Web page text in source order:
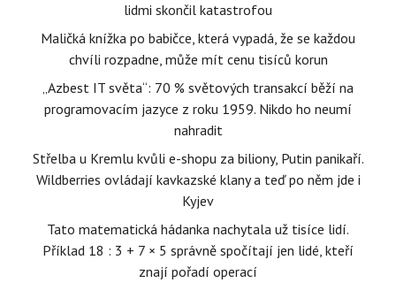
lidmi skončil katastrofou
Maličká knížka po babičce, která vypadá, že se každou
chvíli rozpadne, může mít cenu tisíců korun
„Azbest IT světa“: 70 % světových transakcí běží na
programovacím jazyce z roku 1959. Nikdo ho neumí
nahradit
Střelba u Kremlu kvůli e-shopu za biliony, Putin panikaří.
Wildberries ovládají kavkazské klany a teď po něm jde i
Kyjev
Tato matematická hádanka nachytala už tisíce lidí.
Příklad 18 : 3 + 7 × 5 správně spočítají jen lidé, kteří
znají pořadí operací